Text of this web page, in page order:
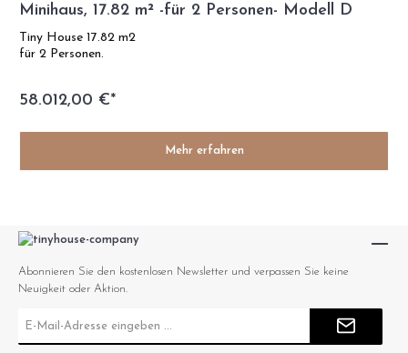
Minihaus, 17.82 m² -für 2 Personen- Modell D
Tiny House 17.82 m2
für 2 Personen.
58.012,00 €*
Mehr erfahren
Abonnieren Sie den kostenlosen Newsletter und verpassen Sie keine
Neuigkeit oder Aktion.